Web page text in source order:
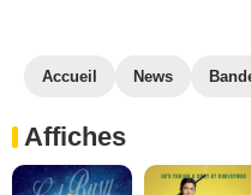
Accueil News
Affiches